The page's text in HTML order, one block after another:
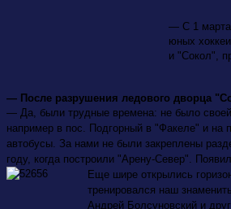
— С 1 марта
юных
и "Сокол",
— После разрушения ледового дворца
— Да, были трудные времена: не было
например в пос. Подгорный в "Факеле" и на
автобусы. За нами не были закреплены
году, когда построили "Арену-Север".
Еще шире открылись
тренировался наш
Андрей Болсуновский и